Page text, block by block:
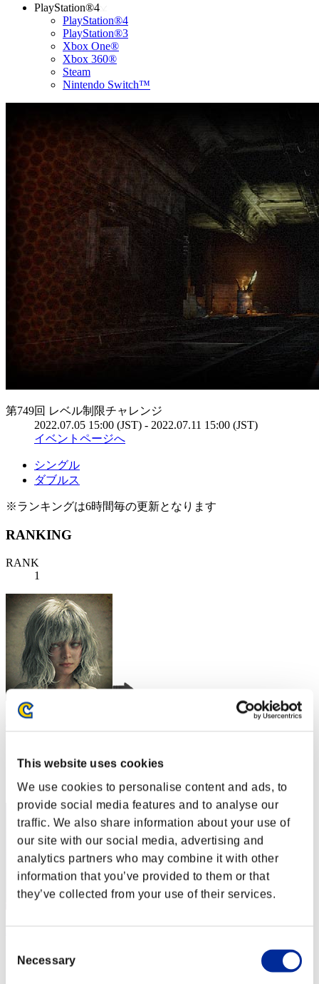
This website uses cookies
We use cookies to personalise content and ads, to
provide social media features and to analyse our
traffic. We also share information about your use of
our site with our social media, advertising and
analytics partners who may combine it with other
information that you’ve provided to them or that
they’ve collected from your use of their services.
Selection
Necessary
PlayStation®4
PlayStation®4
PlayStation®3
Xbox One®
Xbox 360®
Steam
Nintendo Switch™
第749回 レベル制限チャレンジ
2022.07.05 15:00 (JST) - 2022.07.11 15:00 (JST)
イベントページへ
シングル
ダブルス
※ランキングは6時間毎の更新となります
RANKING
RANK
1
Nekonin
RANK
2
xxvadik76xx
スコア:Lv:1/01'57"73